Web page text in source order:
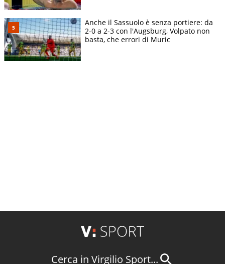
Anche il Sassuolo è senza portiere: da
2-0 a 2-3 con l'Augsburg, Volpato non
basta, che errori di Muric
Cerca in Virgilio Sport...